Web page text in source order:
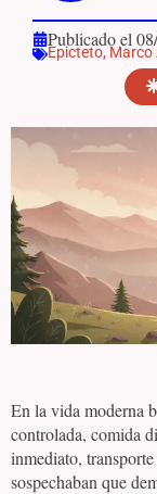
Publicado el
Epicteto, Marco
En la vida moderna
controlada, comida
inmediato,
sospechaban que